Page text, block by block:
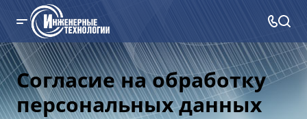
Согласие на обработку
персональных данных